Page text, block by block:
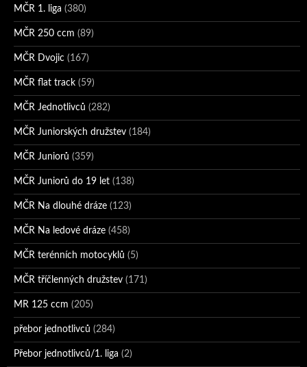
MČR 1. liga (380)
MČR 250 ccm (89)
MČR Dvojic (167)
MČR flat track (59)
MČR Jednotlivců (282)
MČR Juniorských družstev (184)
MČR Juniorů (359)
MČR Juniorů do 19 let (138)
MČR Na dlouhé dráze (123)
MČR Na ledové dráze (458)
MČR terénních motocyklů (5)
MČR tříčlenných družstev (171)
MR 125 ccm (205)
přebor jednotlivců (284)
Přebor jednotlivců/1. liga (2)